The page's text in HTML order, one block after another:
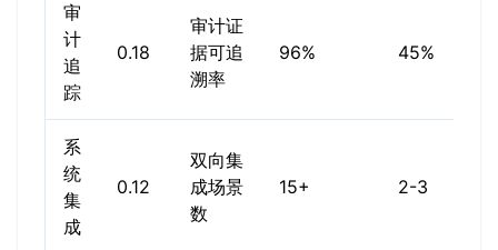
审
计
追
踪
0.18
审计证
据可追
溯率
96% 45%
系
统
集
成
0.12
双向集
成场景
数
15+ 2-3